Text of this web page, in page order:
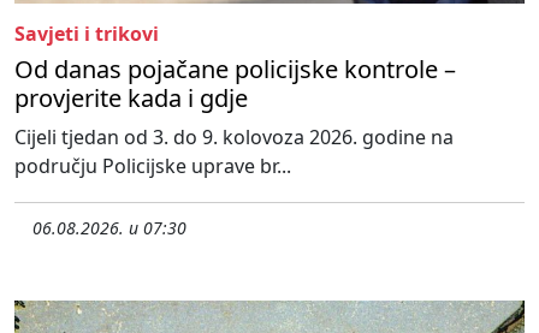
Savjeti i trikovi
Od danas pojačane policijske kontrole –
provjerite kada i gdje
Cijeli tjedan od 3. do 9. kolovoza 2026. godine na
području Policijske uprave br...
06.08.2026. u 07:30